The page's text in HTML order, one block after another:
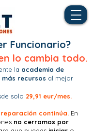
Funcionario?
lo cambia todo.
la academia de
más recursos al mejor
solo 29,91 eur/mes.
continúa. En
no cerramos por